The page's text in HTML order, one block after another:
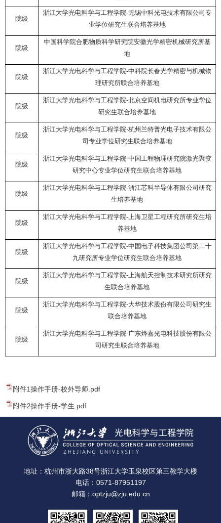
院级
浙江大学光电科学与工程学院-无锡中科光电技术有限公司专
业学位研究生联合培养基地
院级
中国科学院合肥物质科学研究院安徽光学精密机械研究所基
地
院级
浙江大学光电科学与工程学院-中科院长春光学精密与机械物
理研究所联合培养基地
院级
浙江大学光电科学与工程学院-北京空间机电研究所专业学位
研究生联合培养基地
院级
浙江大学光电科学与工程学院-杭州兰特普光电子技术有限公
司专业学位研究生联合培养基地
院级
浙江大学光电科学与工程学院-中国工程物理研究院激光聚变
研究中心专业学位研究生联合培养基地
院级
浙江大学光电科学与工程学院-浙江芯科半导体有限公司研究
生培养基地
院级
浙江大学光电科学与工程学院-上海卫星工程研究所研究生培
养基地
院级
浙江大学光电科学与工程学院-中国电子科技集团公司第二十
九研究所专业学位研究生联合培养基地
院级
浙江大学光电科学与工程学院-上海航天控制技术研究所研究
生联合培养基地
院级
浙江大学光电科学与工程学院-大华技术股份有限公司研究生
联合培养基地
院级
浙江大学光电科学与工程学院-广东烨嘉光电科技股份有限公
司研究生联合培养基地
附件1操作手册-校外导师.pdf
附件2操作手册-学生.pdf
地址：杭州市浙大路38号浙江大学玉泉校区第三教学大楼
电话：0571-87951197
邮箱：optzju@zju.edu.cn